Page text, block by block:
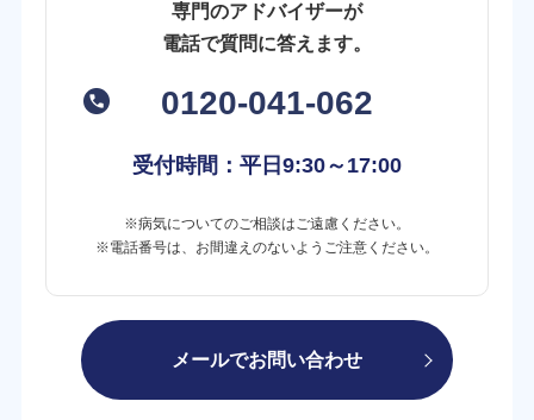
専門のアドバイザーが
電話で質問に答えます。
0120-041-062
受付時間：平日 9:30～17:00
※病気についてのご相談はご遠慮ください。
※電話番号は、お間違えのないようご注意ください。
メールでお問い合わせ